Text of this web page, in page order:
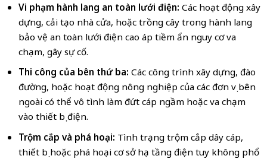
Vi phạm hành lang an toàn lưới điện: Các hoạt động xây
dựng, cải tạo nhà cửa, hoặc trồng cây trong hành lang
bảo vệ an toàn lưới điện cao áp tiềm ẩn nguy cơ va
chạm, gây sự cố.
Thi công của bên thứ ba: Các công trình xây dựng, đào
đường, hoặc hoạt động nông nghiệp của các đơn vị bên
ngoài có thể vô tình làm đứt cáp ngầm hoặc va chạm
vào thiết bị điện.
Trộm cắp và phá hoại: Tình trạng trộm cắp dây cáp,
thiết bị hoặc phá hoại cơ sở hạ tầng điện tuy không phổ